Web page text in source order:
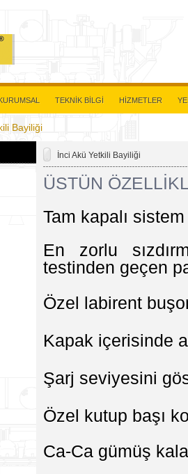
TEKNİK BİLGİ HİZMETLER
Bayiliği
İnci Akü Yetkili Bayiliği
ÜSTÜN
Tam kapalı
En zorlu
testinden geçen
Özel labirent
Kapak içerisinde
Şarj seviyesini
Özel kutup başı
Ca-Ca gümüş